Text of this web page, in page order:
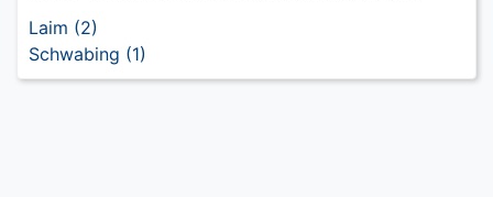
Laim (2)
Schwabing (1)